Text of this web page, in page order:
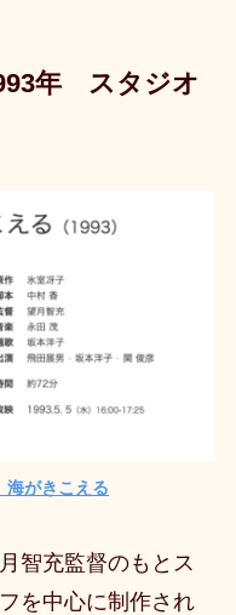
年 スタジオ
がきこえる
智充監督のもとス
を中心に制作され